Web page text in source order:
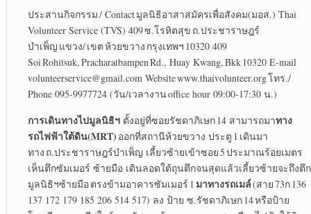
ประสานกิจกรรม / Contact มูลนิธิอาสาสมัครเพื่อสังคม(มอส.) Thai
Volunteer Service (TVS) 409 ซ.โรหิตสุข ถ.ประชาราษฎร์
บำเพ็ญ แขวง/ เขต ห้วยขวาง กรุงเทพฯ 10320 409
Soi Rohitsuk, Pracharatbampen Rd., Huay Kwang, Bkk 10320 E-mail
volunteerservice@gmail.com Website www.thaivolunteer.org โทร./
Phone 095-9977724 (วัน/เวลางาน office hour 09:00-17:30 น.)
การเดินทางไปมูลนิธิฯ ตั้งอยู่ที่ซอยรัชดาภิเษก 14 สามารถมาทาง
รถไฟฟ้าใต้ดิน(MRT) ออกที่สถานีห้วยขวาง ประตู 1 เดินมา
ทาง ถ.ประชาราษฎร์บำเพ็ญ เลี้ยวซ้ายเข้าซอย 5 ประมาณร้อยเมตร
เห็นตึกซัมเมอร์ ซ้ายมือ เดินลอดใต้ถุนตึกจนสุดแล้วเลี้ยวซ้ายจะถึงตึก
มูลนิธิฯซ้ายมือ ตรงข้ามอาคารซัมเมอร์ 1 มาทางรถเมล์(สาย 73ก 136
137 172 179 185 206 514 517) ลง ป้าย ซ.รัชดาภิเษก 14 หรือป้าย